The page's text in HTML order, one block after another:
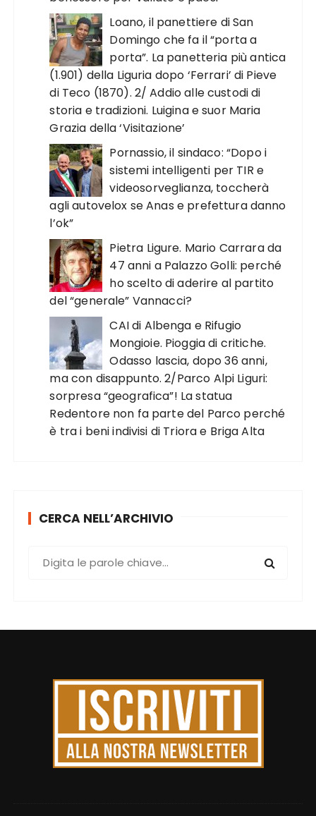
Loano, il panettiere di San
Domingo che fa il “porta a
porta”. La panetteria più antica
(1.901) della Liguria dopo ‘Ferrari’ di Pieve
di Teco (1870). 2/ Addio alle custodi di
storia e tradizioni. Luigina e suor Maria
Grazia della ‘Visitazione’
Pornassio, il sindaco: “Dopo i
sistemi intelligenti per TIR e
videosorveglianza, toccherà
agli autovelox se Anas e prefettura danno
l’ok”
Pietra Ligure. Mario Carrara da
47 anni a Palazzo Golli: perché
ho scelto di aderire al partito
del “generale” Vannacci?
CAI di Albenga e Rifugio
Mongioie. Pioggia di critiche.
Odasso lascia, dopo 36 anni,
ma con disappunto. 2/Parco Alpi Liguri:
sorpresa “geografica”! La statua
Redentore non fa parte del Parco perché
è tra i beni indivisi di Triora e Briga Alta
CERCA NELL’ARCHIVIO